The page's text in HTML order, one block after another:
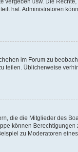
vergeben usw. Die
hat. Administratoren
im Forum zu
teilen. Üblicherweise
die die Mitglieder des
können
zu Moderatoren